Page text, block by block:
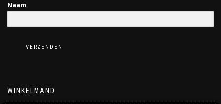
Naam
VERZENDEN
WINKELMAND